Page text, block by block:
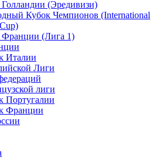
(Эредивизи)
Кубок Чемпионов (International
Франции (Лига 1)
Италии
Лиги
лиги
Португалии
Франции